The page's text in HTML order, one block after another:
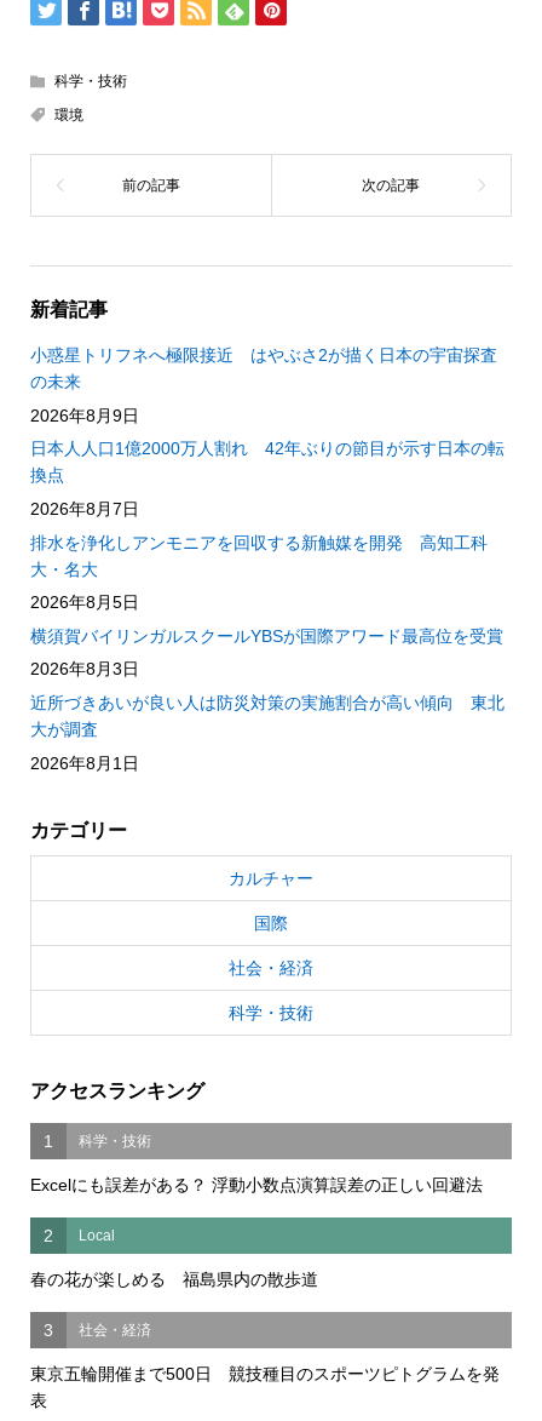
科学・技術
環境
新着記事
小惑星トリフネへ極限接近 はやぶさ2が描く日本の宇宙探査
の未来
2026年8月9日
日本人人口1億2000万人割れ 42年ぶりの節目が示す日本の転
換点
2026年8月7日
排水を浄化しアンモニアを回収する新触媒を開発 高知工科
大・名大
2026年8月5日
横須賀バイリンガルスクールYBSが国際アワード最高位を受賞
2026年8月3日
近所づきあいが良い人は防災対策の実施割合が高い傾向 東北
大が調査
2026年8月1日
カテゴリー
カルチャー
国際
社会・経済
科学・技術
アクセスランキング
1 科学・技術
Excelにも誤差がある？ 浮動小数点演算誤差の正しい回避法
2 Local
春の花が楽しめる 福島県内の散歩道
3 社会・経済
東京五輪開催まで500日 競技種目のスポーツピトグラムを発
表